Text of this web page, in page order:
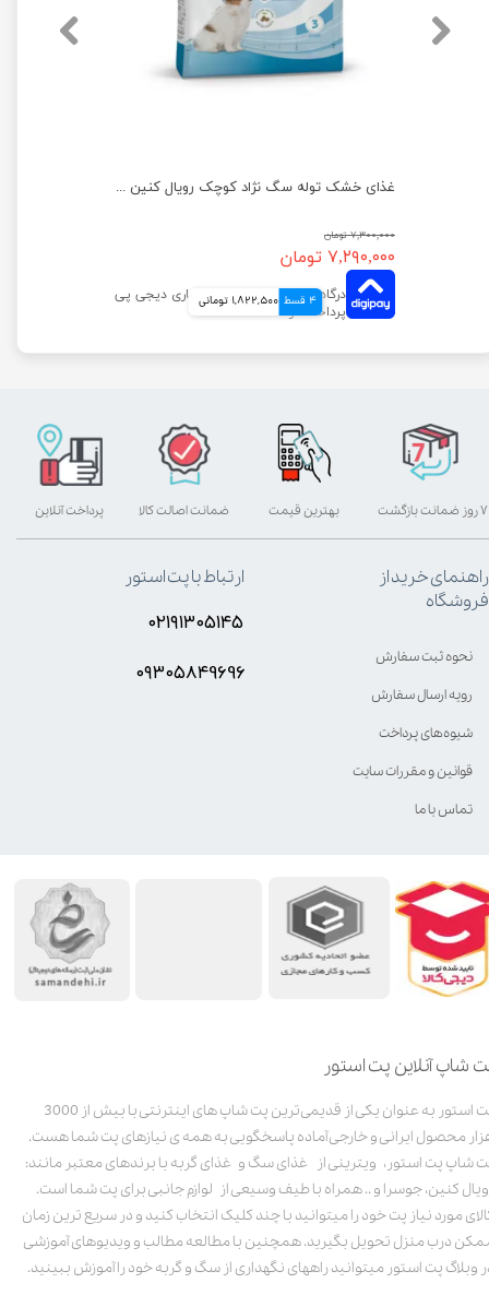
غذای خشک توله سگ نژاد کوچک رویال کنین ایکس اسمال وزن ۱.۵ کیلوگرم
۷,۳۰۰,۰۰۰ تومان
۷,۲۹۰,۰۰۰ تومان
4 قسط 1,822,500 تومانی
شاپ آنلاین پت استور
پت استور به عنوان یکی از قدیمی‌ترین پت شاپ های اینترنتی با بیش از 3000
محصول ایرانی و خارجی آماده پاسخگویی به همه ی نیازهای پت شما هست.
شاپ پت استور، ویترینی از غذای سگ و غذای گربه با برندهای معتبر مانند:
کنین، جوسرا و .. همراه با طیف وسیعی از لوازم جانبی برای پت شما است.
مورد نیاز پت خود را میتوانید با چند کلیک انتخاب کنید و در سریع ترین زمان
درب منزل تحویل بگیرید. همچنین با مطالعه مطالب و ویدیوهای آموزشی
وبلاگ پت استور میتوانید راههای نگهداری از سگ و گربه خود را آموزش ببینید.
بهترین قیمت پرداخت آنلاین ۷ روز ضمانت بازگشت ضمانت اصالت کالا
راهنمای خرید از
فروشگاه
نحوه ثبت سفارش
رویه ارسال سفارش
شیوه‌های پرداخت
قوانین و مقررات سایت
تماس با ما
ارتباط با پت استور
۰۲۱۹۱۳۰۵۱۴۵
۰۹۳۰۵8۴9696